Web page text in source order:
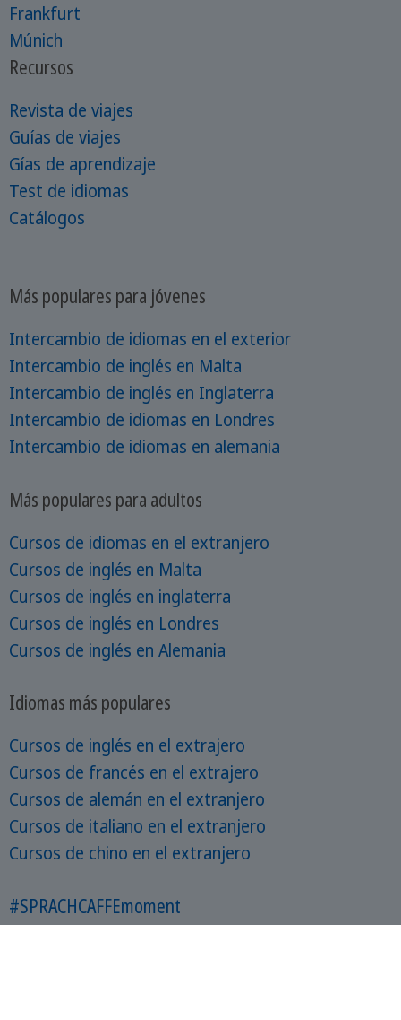
Frankfurt
Múnich
Recursos
Revista de viajes
Guías de viajes
Gías de aprendizaje
Test de idiomas
Catálogos
Más populares para jóvenes
Intercambio de idiomas en el exterior
Intercambio de inglés en Malta
Intercambio de inglés en Inglaterra
Intercambio de idiomas en Londres
Intercambio de idiomas en alemania
Más populares para adultos
Cursos de idiomas en el extranjero
Cursos de inglés en Malta
Cursos de inglés en inglaterra
Cursos de inglés en Londres
Cursos de inglés en Alemania
Idiomas más populares
Cursos de inglés en el extrajero
Cursos de francés en el extrajero
Cursos de alemán en el extranjero
Cursos de italiano en el extranjero
Cursos de chino en el extranjero
#SPRACHCAFFEmoment